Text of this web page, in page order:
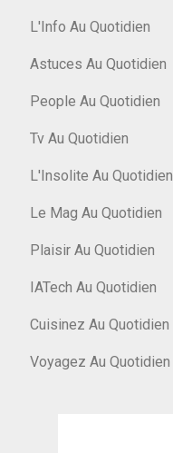
L'Info Au Quotidien
Astuces Au Quotidien
People Au Quotidien
Tv Au Quotidien
L'Insolite Au Quotidien
Le Mag Au Quotidien
Plaisir Au Quotidien
IATech Au Quotidien
Cuisinez Au Quotidien
Voyagez Au Quotidien